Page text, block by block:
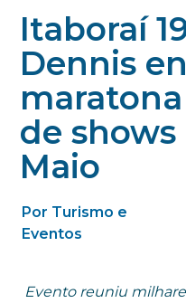
Itaboraí
Dennis
de shows
Maio
Por Turismo e
Eventos
Evento reuniu